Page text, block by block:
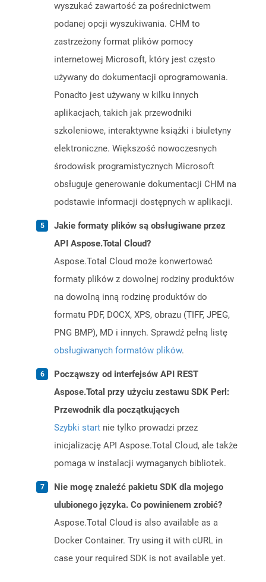
wyszukać zawartość za pośrednictwem
podanej opcji wyszukiwania. CHM to
zastrzeżony format plików pomocy
internetowej Microsoft, który jest często
używany do dokumentacji oprogramowania.
Ponadto jest używany w kilku innych
aplikacjach, takich jak przewodniki
szkoleniowe, interaktywne książki i biuletyny
elektroniczne. Większość nowoczesnych
środowisk programistycznych Microsoft
obsługuje generowanie dokumentacji CHM na
podstawie informacji dostępnych w aplikacji.
Jakie formaty plików są obsługiwane przez
API Aspose.Total Cloud?
Aspose.Total Cloud może konwertować
formaty plików z dowolnej rodziny produktów
na dowolną inną rodzinę produktów do
formatu PDF, DOCX, XPS, obrazu (TIFF, JPEG,
PNG BMP), MD i innych. Sprawdź pełną listę
obsługiwanych formatów plików.
Począwszy od interfejsów API REST
Aspose.Total przy użyciu zestawu SDK Perl:
Przewodnik dla początkujących
Szybki start nie tylko prowadzi przez
inicjalizację API Aspose.Total Cloud, ale także
pomaga w instalacji wymaganych bibliotek.
Nie mogę znaleźć pakietu SDK dla mojego
ulubionego języka. Co powinienem zrobić?
Aspose.Total Cloud is also available as a
Docker Container. Try using it with cURL in
case your required SDK is not available yet.